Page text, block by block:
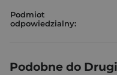
Podmiot
odpowiedzialny:
Podobne do